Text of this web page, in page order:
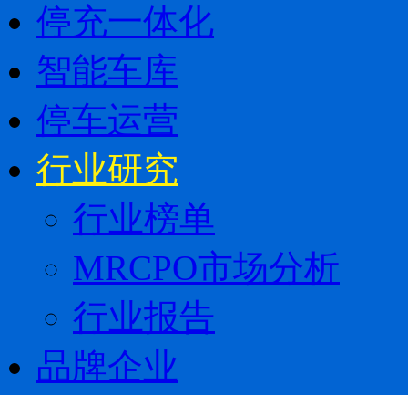
停充一体化
智能车库
停车运营
行业研究
行业榜单
MRCPO市场分析
行业报告
品牌企业